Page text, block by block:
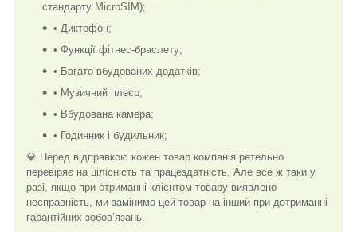
стандарту MicroSIM);
• Диктофон;
• Функції фітнес-браслету;
• Багато вбудованих додатків;
• Музичний плеєр;
• Вбудована камера;
• Годинник і будильник;
💎 Перед відправкою кожен товар компанія ретельно
перевіряє на цілісність та працездатність. Але все ж таки у
разі, якщо при отриманні клієнтом товару виявлено
несправність, ми замінимо цей товар на інший при дотриманні
гарантійних зобов’язань.